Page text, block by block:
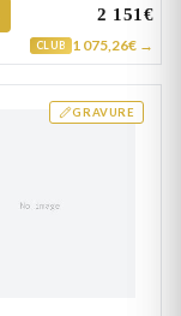
2 151€
CLUB 1 075,26€ →
GRAVURE